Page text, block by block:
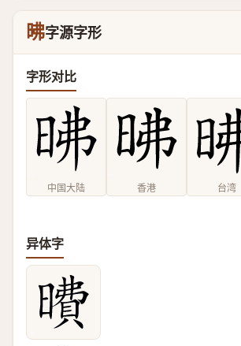
昲字源字形
字形对比
中国大陆 香港 台湾
异体字